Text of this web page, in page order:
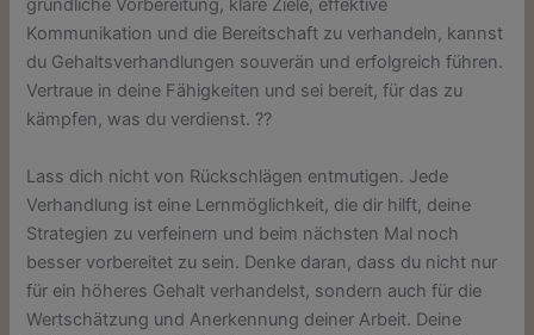
gründliche Vorbereitung, klare Ziele, effektive
Kommunikation und die Bereitschaft zu verhandeln, kannst
du Gehaltsverhandlungen souverän und erfolgreich führen.
Vertraue in deine Fähigkeiten und sei bereit, für das zu
kämpfen, was du verdienst. ??
Lass dich nicht von Rückschlägen entmutigen. Jede
Verhandlung ist eine Lernmöglichkeit, die dir hilft, deine
Strategien zu verfeinern und beim nächsten Mal noch
besser vorbereitet zu sein. Denke daran, dass du nicht nur
für ein höheres Gehalt verhandelst, sondern auch für die
Wertschätzung und Anerkennung deiner Arbeit. Deine